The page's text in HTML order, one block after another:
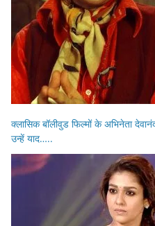
क्लासिक बॉलीवुड फिल्मों के अभिनेता
उन्हें याद…..